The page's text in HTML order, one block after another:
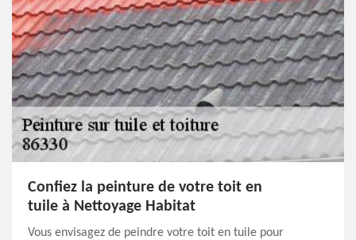
Confiez la peinture de votre toit en
tuile à Nettoyage Habitat
Vous envisagez de peindre votre toit en tuile pour